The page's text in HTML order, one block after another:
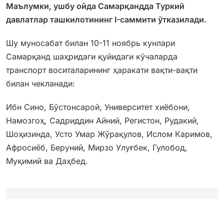
Маълумки, ушбу ойда Самарқандда Туркий
давлатлар ташкилотининг I-саммити ўтказилади.
Шу муносабат билан 10-11 ноябрь кунлари
Самарқанд шаҳридаги қуйидаги кўчаларда
транспорт воситаларининг ҳаракати вақти-вақти
билан чекланади:
Ибн Сино, Бўстонсарой, Университет хиёбони,
Намозгоҳ, Садриддин Айний, Регистон, Рудакий,
Шоҳизинда, Усто Умар Жўрақулов, Ислом Каримов,
Афросиёб, Беруний, Мирзо Улуғбек, Гулобод,
Муқимий ва Даҳбед.